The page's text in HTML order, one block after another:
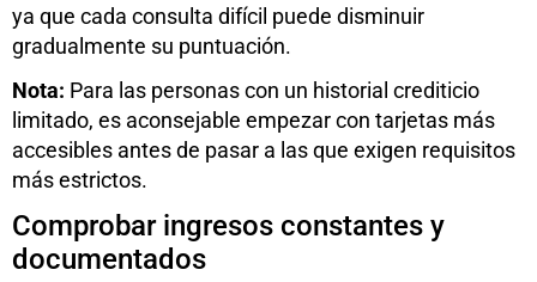
ya que cada consulta difícil puede disminuir
gradualmente su puntuación.
Nota: Para las personas con un historial crediticio
limitado, es aconsejable empezar con tarjetas más
accesibles antes de pasar a las que exigen requisitos
más estrictos.
Comprobar ingresos constantes y
documentados